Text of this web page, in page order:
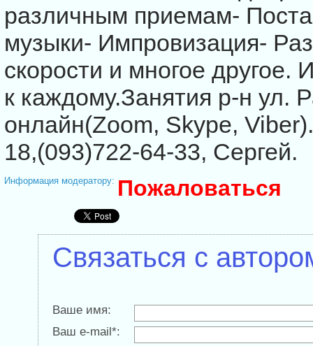
различным приемам-
музыки- Импровизация-
скорости и многое
к каждому.Занятия р-н ул.
онлайн(Zoom, Skype,
18,(093)722-64-33, Сергей.
Информация модератору: Пожаловаться
Связаться с
Ваше имя:
Ваш e-mail*: